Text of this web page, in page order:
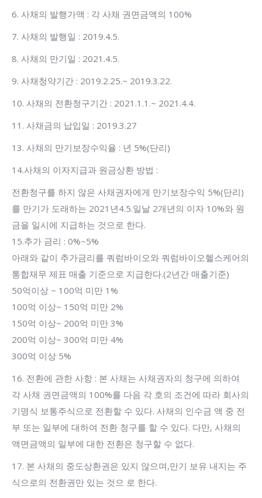
6. 사채의 발행가액 : 각 사채 권면금액의 100%
7. 사채의 발행일 : 2019.4.5.
8. 사채의 만기일 : 2021.4.5.
9. 사채청약기간 : 2019.2.25.~ 2019.3.22.
10. 사채의 전환청구기간 : 2021.1.1.~ 2021.4.4.
11. 사채금의 납입일 : 2019.3.27
13. 사채의 만기보장수익율 : 년 5%(단리)
14.사채의 이자지급과 원금상환 방법 :
전환청구를 하지 않은 사채권자에게 만기보장수익 5%(단리)
를 만기가 도래하는 2021년4.5.일날 2개년의 이자 10%와 원
금을 일시에 지급하는 것으로 한다.
15.추가 금리 : 0%~5%
아래와 같이 추가금리를 쿼럼바이오와 쿼럼바이오헬스케어의
통합재무 제표 매출 기준으로 지급한다.(2년간 매출기준)
50억이상 ~ 100억 미만 1%
100억 이상~ 150억 미만 2%
150억 이상~ 200억 미만 3%
200억 이상~ 300억 미만 4%
300억 이상 5%
16. 전환에 관한 사항 : 본 사채는 사채권자의 청구에 의하여
각 사채 권면금액의 100%를 다음 각 호의 조건에 따라 회사의
기명식 보통주식으로 전환할 수 있다. 사채의 인수금 액 중 전
부 또는 일부에 대하여 전환 청구를 할 수 있다. 다만, 사채의
액면금액의 일부에 대한 전환은 청구할 수 없다.
17. 본 사채의 중도상환권은 있지 않으며,만기 보유 내지는 주
식으로의 전환권만 있는 것으 로 한다.